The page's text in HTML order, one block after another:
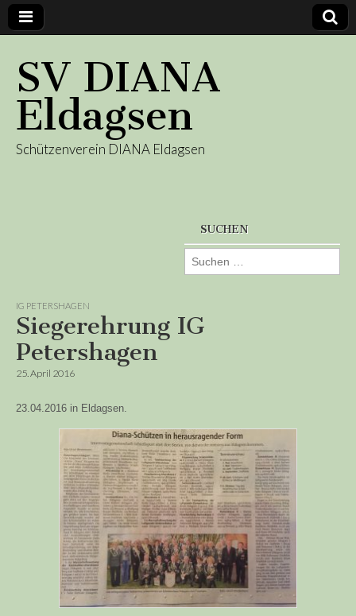
SV DIANA
Eldagsen
Schützenverein DIANA Eldagsen
SUCHEN
Suchen
nach:
IG PETERSHAGEN
Siegerehrung IG
Petershagen
25. April 2016
23.04.2016 in Eldagsen.